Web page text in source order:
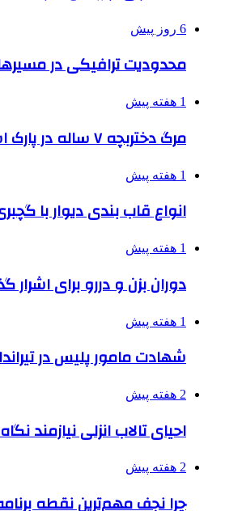
6 روز پیش
محدودیت ترافیکی در
1 هفته پیش
مرگ دختربچه ۷ ساله در پارک اسلامشهر
1 هفته پیش
انواع قاب بندی دیوار با
1 هفته پیش
دوران بزن و دررو برای
1 هفته پیش
شهادت مامور پلیس در
2 هفته پیش
احیای تالاب انزلی نیازمند
2 هفته پیش
چرا نجف مهم‌ترین نقطه